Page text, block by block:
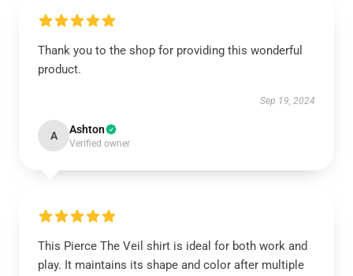
Thank you to the shop for providing this wonderful
product.
Sep 19, 2024
A Ashton
Verified owner
This Pierce The Veil shirt is ideal for both work and
play. It maintains its shape and color after multiple